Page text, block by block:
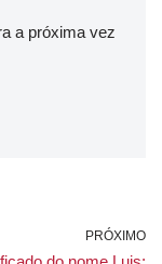
a próxima vez
PRÓXIMO